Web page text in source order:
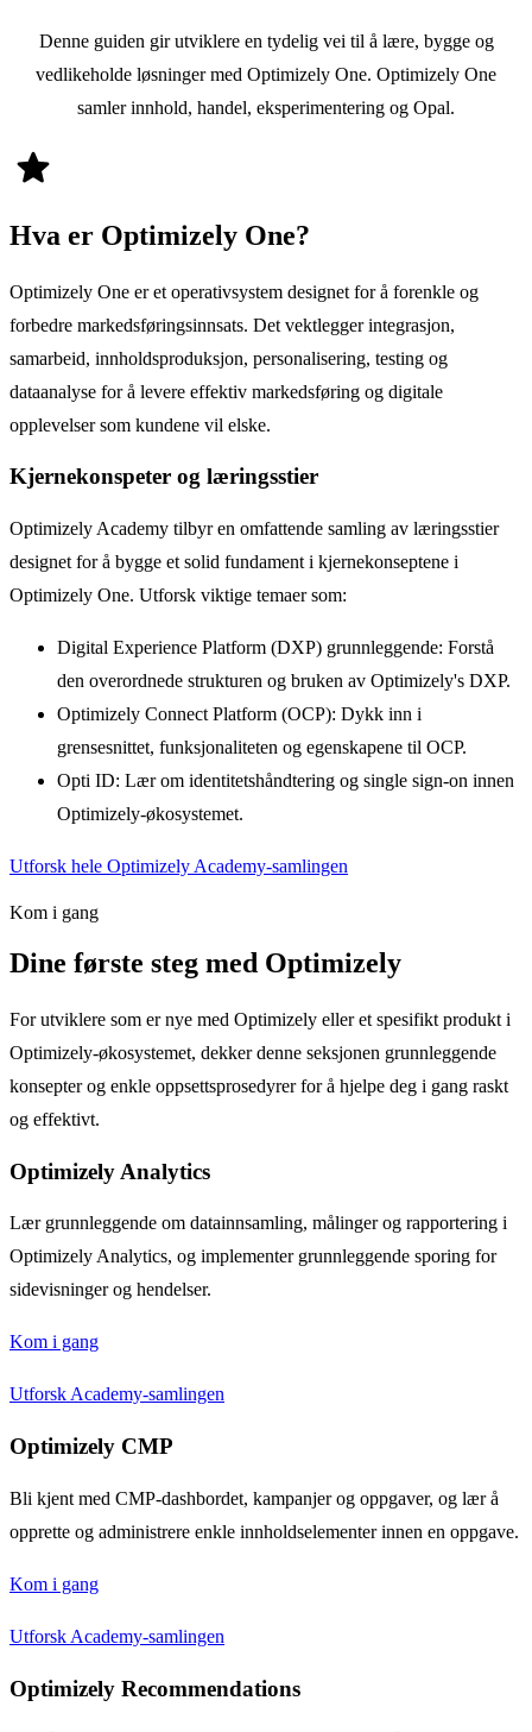
Denne guiden gir utviklere en tydelig vei til å lære, bygge og
vedlikeholde løsninger med Optimizely One. Optimizely One
samler innhold, handel, eksperimentering og Opal.
star
Hva er Optimizely One?
Optimizely One er et operativsystem designet for å forenkle og
forbedre markedsføringsinnsats. Det vektlegger integrasjon,
samarbeid, innholdsproduksjon, personalisering, testing og
dataanalyse for å levere effektiv markedsføring og digitale
opplevelser som kundene vil elske.
Kjernekonspeter og læringsstier
Optimizely Academy tilbyr en omfattende samling av læringsstier
designet for å bygge et solid fundament i kjernekonseptene i
Optimizely One. Utforsk viktige temaer som:
Digital Experience Platform (DXP) grunnleggende: Forstå
den overordnede strukturen og bruken av Optimizely's DXP.
Optimizely Connect Platform (OCP): Dykk inn i
grensesnittet, funksjonaliteten og egenskapene til OCP.
Opti ID: Lær om identitetshåndtering og single sign-on innen
Optimizely-økosystemet.
Utforsk hele Optimizely Academy-samlingen
Kom i gang
Dine første steg med Optimizely
For utviklere som er nye med Optimizely eller et spesifikt produkt i
Optimizely-økosystemet, dekker denne seksjonen grunnleggende
konsepter og enkle oppsettsprosedyrer for å hjelpe deg i gang raskt
og effektivt.
Optimizely Analytics
Lær grunnleggende om datainnsamling, målinger og rapportering i
Optimizely Analytics, og implementer grunnleggende sporing for
sidevisninger og hendelser.
Kom i gang
Utforsk Academy-samlingen
Optimizely CMP
Bli kjent med CMP-dashbordet, kampanjer og oppgaver, og lær å
opprette og administrere enkle innholdselementer innen en oppgave.
Kom i gang
Utforsk Academy-samlingen
Optimizely Recommendations